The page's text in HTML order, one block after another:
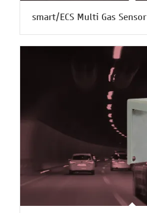
smart/ECS Multi Gas Sensor